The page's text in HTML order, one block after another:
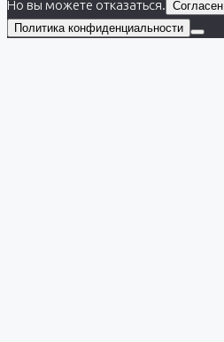
Но вы можете отказаться. Согласен
Политика конфиденциальности